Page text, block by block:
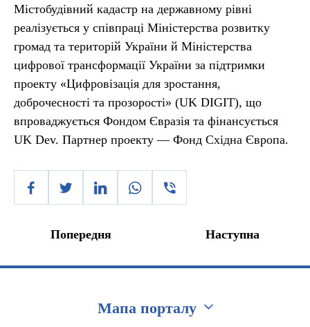
Містобудівний кадастр на державному рівні
реалізується у співпраці Міністерства розвитку
громад та територій України й Міністерства
цифрової трансформації України за підтримки
проекту «Цифровізація для зростання,
доброчесності та прозорості» (UK DIGIT), що
впроваджується Фондом Євразія та фінансується
UK Dev. Партнер проекту — Фонд Східна Європа.
Попередня Наступна
Мапа порталу